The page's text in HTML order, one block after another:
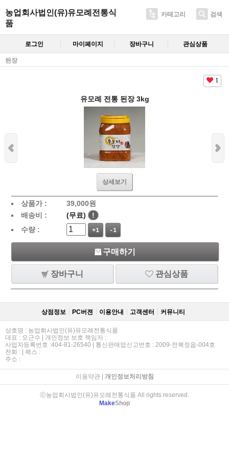
농업회사법인(유)유모례전통식
품
카테고리 검색
로그인 마이페이지 장바구니 관심상품
된장
1
유모례 전통 된장 3kg
상세보기
상품가 : 39,000원
배송비 :
(무료)
!
수량 :
+1 -1
구매하기
장바구니 관심상품
상점정보 PC버젼 이용안내 고객센터 커뮤니티
상호명 : 농업회사법인(유)유모례전통식품
대표 : 오근수 | 개인정보 보호 책임자 :
사업자등록번호 :404-81-26540 | 통신판매업신고번호 : 2009-전북정읍-004호
전화 : | 팩스 :
주소 :
이용약관| 개인정보처리방침
ⓒ농업회사법인(유)유모례전통식품 All rights reserved.
MakeShop